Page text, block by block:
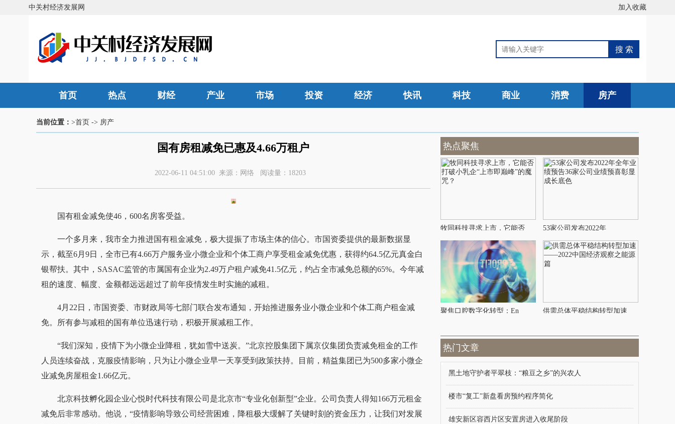
中关村经济发展网 加入收藏
首页 热点 财经 产业 市场 投资 经济 快讯 科技 商业 消费 房产
当前位置： >首页 -> 房产
国有房租减免已惠及4.66万租户
2022-06-11 04:51:00 来源：网络 阅读量：18203
国有租金减免使46，600名房客受益。
一个多月来，我市全力推进国有租金减免，极大提振了市场主体的信心。市国资委提供的最新数据显
示，截至6月9日，全市已有4.66万户服务业小微企业和个体工商户享受租金减免优惠，获得约64.5亿元真金白
银帮扶。其中，SASAC监管的市属国有企业为2.49万户租户减免41.5亿元，约占全市减免总额的65%。今年减
租的速度、幅度、金额都远远超过了前年疫情发生时实施的减租。
4月22日，市国资委、市财政局等七部门联合发布通知，开始推进服务业小微企业和个体工商户租金减
免。所有参与减租的国有单位迅速行动，积极开展减租工作。
“我们深知，疫情下为小微企业降租，犹如雪中送炭。”北京控股集团下属京仪集团负责减免租金的工作
人员连续奋战，克服疫情影响，只为让小微企业早一天享受到政策扶持。目前，精益集团已为500多家小微企
业减免房屋租金1.66亿元。
北京科技孵化园企业心悦时代科技有限公司是北京市“专业化创新型”企业。公司负责人得知166万元租金
减免后非常感动。他说，“疫情影响导致公司经营困难，降租极大缓解了关键时刻的资金压力，让我们对发展
热点聚焦
牧同科技寻求上市，它能否 53家公司发布2022年
聚焦口腔数字化转型：En 供需总体平稳结构转型加速
热门文章
黑土地守护者平翠枝：“粮豆之乡”的兴农人
楼市“复工”新盘看房预约程序简化
雄安新区容西片区安置房进入收尾阶段